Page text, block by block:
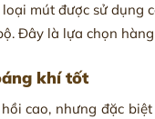
mút được sử dụng
Đây là lựa chọn
khí tốt
cao, nhưng đặc